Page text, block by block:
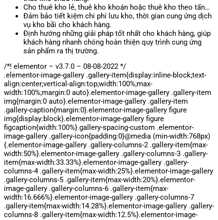
Cho thuê kho lẻ, thuê kho khoán hoặc thuê kho theo tấn…
Đảm bảo tiết kiệm chi phí lưu kho, thời gian cung ứng dịch
vụ kho bãi cho khách hàng.
Định hướng những giải pháp tốt nhất cho khách hàng, giúp
khách hàng nhanh chóng hoàn thiện quy trình cung ứng
sản phẩm ra thị trường.
/*! elementor – v3.7.0 – 08-08-2022 */
.elementor-image-gallery .gallery-item{display:inline-block;text-
align:center;vertical-align:top;width:100%;max-
width:100%;margin:0 auto}.elementor-image-gallery .gallery-item
img{margin:0 auto}.elementor-image-gallery .gallery-item
.gallery-caption{margin:0}.elementor-image-gallery figure
img{display:block}.elementor-image-gallery figure
figcaption{width:100%}.gallery-spacing-custom .elementor-
image-gallery .gallery-icon{padding:0}@media (min-width:768px)
{.elementor-image-gallery .gallery-columns-2 .gallery-item{max-
width:50%}.elementor-image-gallery .gallery-columns-3 .gallery-
item{max-width:33.33%}.elementor-image-gallery .gallery-
columns-4 .gallery-item{max-width:25%}.elementor-image-gallery
.gallery-columns-5 .gallery-item{max-width:20%}.elementor-
image-gallery .gallery-columns-6 .gallery-item{max-
width:16.666%}.elementor-image-gallery .gallery-columns-7
.gallery-item{max-width:14.28%}.elementor-image-gallery .gallery-
columns-8 .gallery-item{max-width:12.5%}.elementor-image-